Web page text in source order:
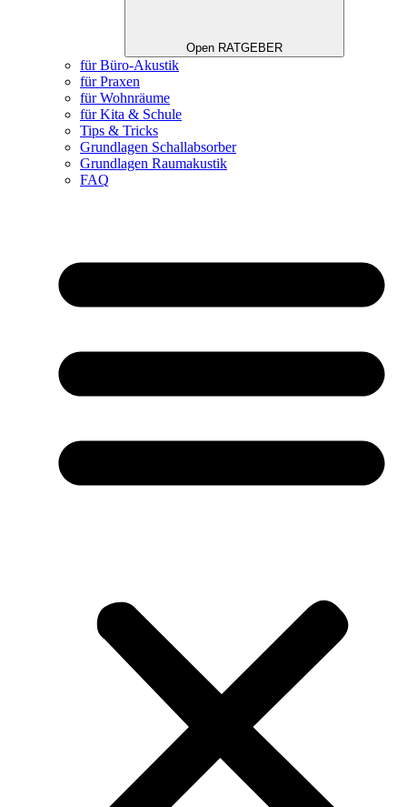
Open RATGEBER
für Büro-Akustik
für Praxen
für Wohnräume
für Kita & Schule
Tips & Tricks
Grundlagen Schallabsorber
Grundlagen Raumakustik
FAQ